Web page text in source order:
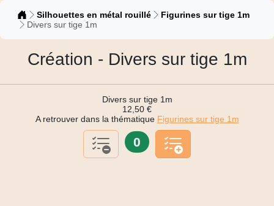
Catalogue
Silhouettes en métal rouillé
Figurines sur tige 1m
Divers sur tige 1m
Création - Divers sur tige 1m
Divers sur tige 1m
12,50 €
A retrouver dans la thématique Figurines sur tige 1m
0